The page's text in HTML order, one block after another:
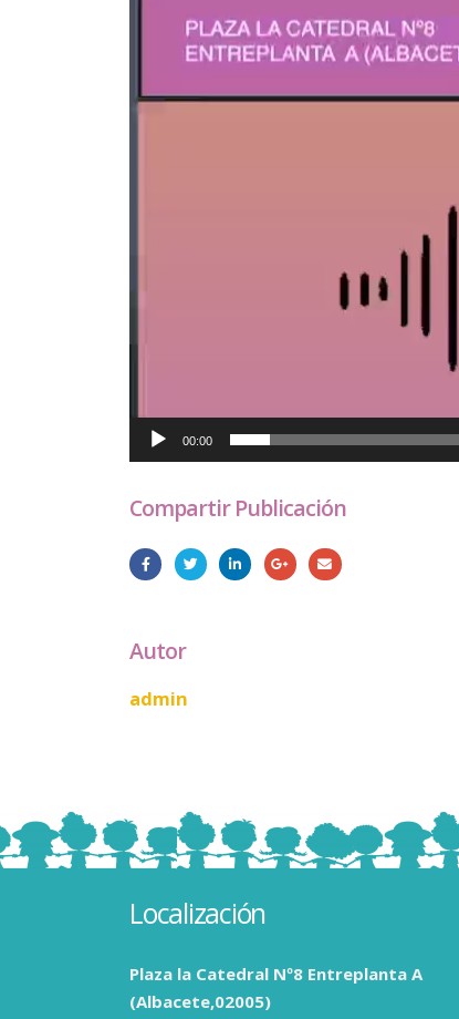
00:00
Compartir Publicación
Autor
admin
Localización
Plaza la Catedral Nº8 Entreplanta A
(Albacete,02005)